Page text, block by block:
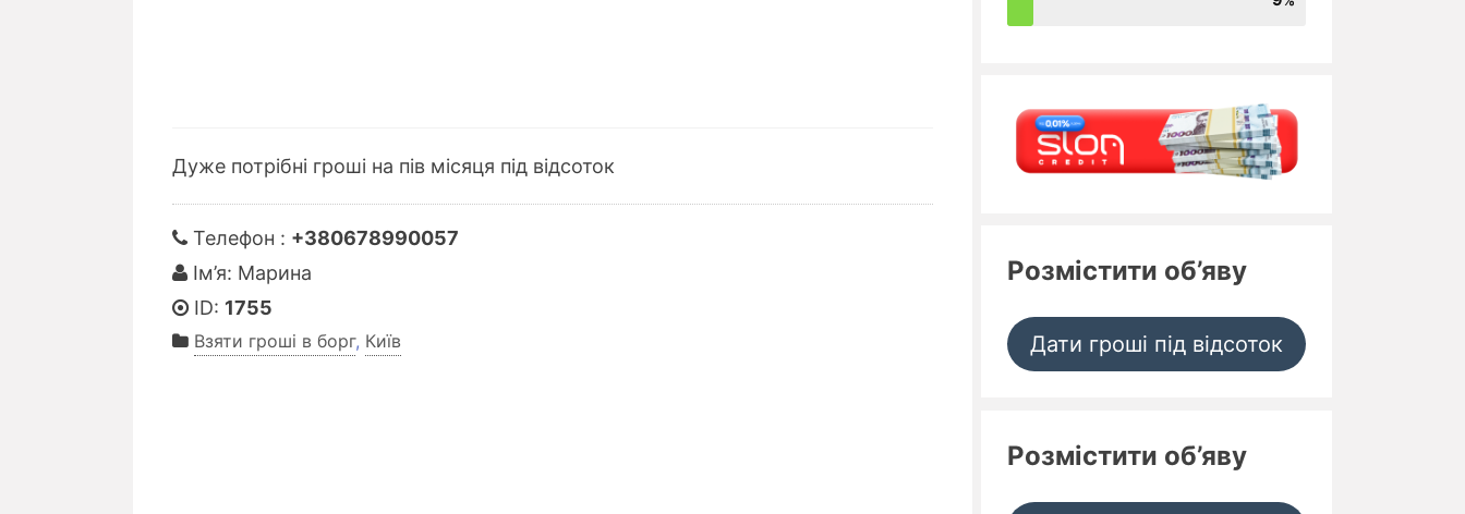
Дуже потрібні гроші на пів місяця під відсоток
Телефон : +380678990057
Ім’я: Марина
ID: 1755
Взяти гроші в борг, Київ
Розмістити об’яву
Дати гроші під відсоток
Розмістити об’яву